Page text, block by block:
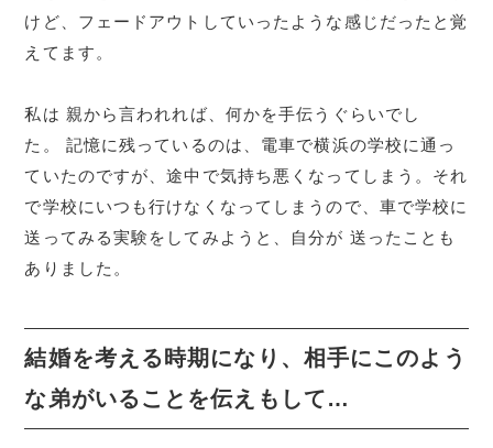
けど、フェードアウトしていったような感じだったと覚
えてます。
私は 親から言われれば、何かを手伝うぐらいでし
た。 記憶に残っているのは、電車で横浜の学校に通っ
ていたのですが、途中で気持ち悪くなってしまう。それ
で学校にいつも行けなくなってしまうので、車で学校に
送ってみる実験をしてみようと、自分が 送ったことも
ありました。
結婚を考える時期になり、相手にこのよう
な弟がいることを伝えもして…